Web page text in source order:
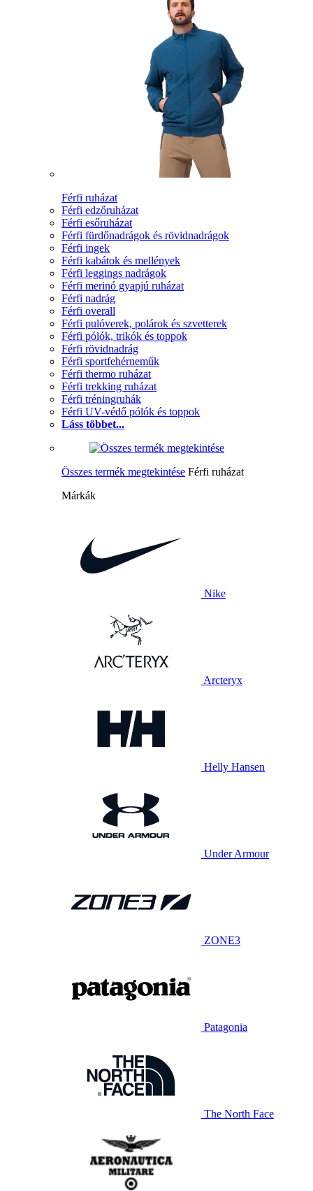
Férfi ruházat
Férfi edzőruházat
Férfi esőruházat
Férfi fürdőnadrágok és rövidnadrágok
Férfi ingek
Férfi kabátok és mellények
Férfi leggings nadrágok
Férfi merinó gyapjú ruházat
Férfi nadrág
Férfi overall
Férfi pulóverek, polárok és szvetterek
Férfi pólók, trikók és toppok
Férfi rövidnadrág
Férfi sportfehérneműk
Férfi thermo ruházat
Férfi trekking ruházat
Férfi tréningruhák
Férfi UV-védő pólók és toppok
Láss többet...
Összes termék megtekintése Férfi ruházat
Márkák
Nike
Arcteryx
Helly Hansen
Under Armour
ZONE3
Patagonia
The North Face